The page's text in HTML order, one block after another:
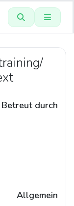
Betreut durch
Allgemein